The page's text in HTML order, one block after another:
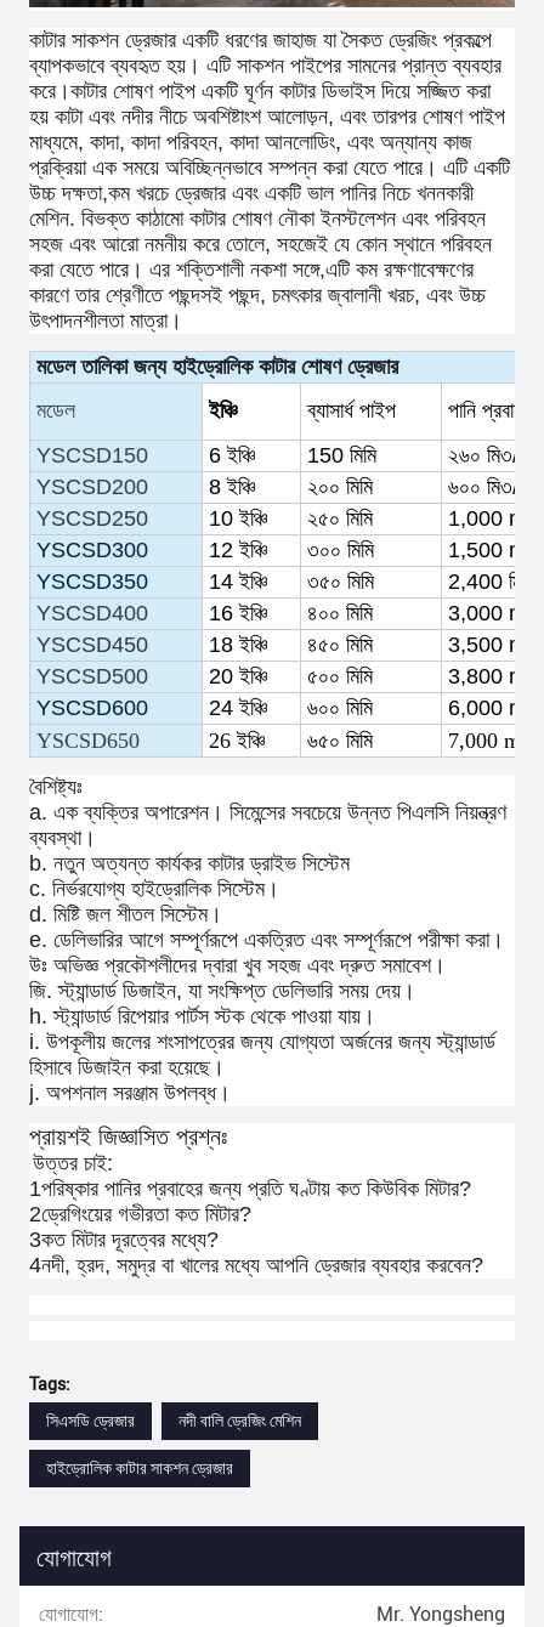
কাটার সাকশন ড্রেজার একটি ধরণের জাহাজ যা সৈকত ড্রেজিং প্রকল্পে
ব্যাপকভাবে ব্যবহৃত হয়। এটি সাকশন পাইপের সামনের প্রান্ত ব্যবহার
করে।কাটার শোষণ পাইপ একটি ঘূর্ণন কাটার ডিভাইস দিয়ে সজ্জিত করা
হয় কাটা এবং নদীর নীচে অবশিষ্টাংশ আলোড়ন, এবং তারপর শোষণ পাইপ
মাধ্যমে, কাদা, কাদা পরিবহন, কাদা আনলোডিং, এবং অন্যান্য কাজ
প্রক্রিয়া এক সময়ে অবিচ্ছিন্নভাবে সম্পন্ন করা যেতে পারে। এটি একটি
উচ্চ দক্ষতা,কম খরচে ড্রেজার এবং একটি ভাল পানির নিচে খননকারী
মেশিন. বিভক্ত কাঠামো কাটার শোষণ নৌকা ইনস্টলেশন এবং পরিবহন
সহজ এবং আরো নমনীয় করে তোলে, সহজেই যে কোন স্থানে পরিবহন
করা যেতে পারে। এর শক্তিশালী নকশা সঙ্গে,এটি কম রক্ষণাবেক্ষণের
কারণে তার শ্রেণীতে পছন্দসই পছন্দ, চমৎকার জ্বালানী খরচ, এবং উচ্চ
উৎপাদনশীলতা মাত্রা।
মডেল তালিকা জন্য হাইড্রোলিক কাটার শোষণ ড্রেজার
মডেল
ইঞ্চি ব্যাসার্ধ পাইপ পানি প্রবাহ
YSCSD150
6 ইঞ্চি 150 মিমি
২৬০ মি৩/ঘন্টা
YSCSD200
8 ইঞ্চি ২০০ মিমি
৬০০ মি৩/ঘন্টা
YSCSD250
10 ইঞ্চি ২৫০ মিমি 1,000
YSCSD300
12 ইঞ্চি ৩০০ মিমি 1,500
YSCSD350
14 ইঞ্চি ৩৫০ মিমি
2,400 মি 3 /
YSCSD400
16 ইঞ্চি ৪০০ মিমি 3,000
YSCSD450
18 ইঞ্চি ৪৫০ মিমি 3,500
YSCSD500
20 ইঞ্চি ৫০০ মিমি 3,800
YSCSD600
24 ইঞ্চি ৬০০ মিমি
6,000
YSCSD650
26 ইঞ্চি ৬৫০ মিমি 7,000 m3/
বৈশিষ্ট্যঃ
a. এক ব্যক্তির অপারেশন। সিমেন্সের সবচেয়ে উন্নত পিএলসি নিয়ন্ত্রণ
ব্যবস্থা।
b. নতুন অত্যন্ত কার্যকর কাটার ড্রাইভ সিস্টেম
c. নির্ভরযোগ্য হাইড্রোলিক সিস্টেম।
d. মিষ্টি জল শীতল সিস্টেম।
e. ডেলিভারির আগে সম্পূর্ণরূপে একত্রিত এবং সম্পূর্ণরূপে পরীক্ষা করা।
উঃ অভিজ্ঞ প্রকৌশলীদের দ্বারা খুব সহজ এবং দ্রুত সমাবেশ।
জি. স্ট্যান্ডার্ড ডিজাইন, যা সংক্ষিপ্ত ডেলিভারি সময় দেয়।
h. স্ট্যান্ডার্ড রিপেয়ার পার্টস স্টক থেকে পাওয়া যায়।
i. উপকূলীয় জলের শংসাপত্রের জন্য যোগ্যতা অর্জনের জন্য স্ট্যান্ডার্ড
হিসাবে ডিজাইন করা হয়েছে।
j. অপশনাল সরঞ্জাম উপলব্ধ।
প্রায়শই জিজ্ঞাসিত প্রশ্নঃ
উত্তর চাই:
1পরিষ্কার পানির প্রবাহের জন্য প্রতি ঘণ্টায় কত কিউবিক মিটার?
2ড্রেগিংয়ের গভীরতা কত মিটার?
3কত মিটার দূরত্বের মধ্যে?
4নদী, হ্রদ, সমুদ্র বা খালের মধ্যে আপনি ড্রেজার ব্যবহার করবেন?
Tags:
সিএসডি ড্রেজার
নদী বালি ড্রেজিং মেশিন
হাইড্রোলিক কাটার সাকশন ড্রেজার
যোগাযোগ
যোগাযোগ: Mr. Yongsheng